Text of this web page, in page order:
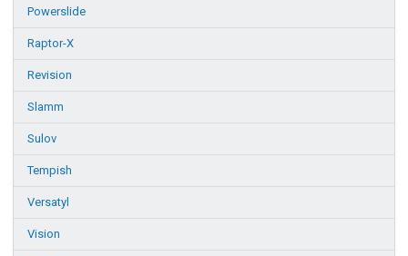
Powerslide
Raptor-X
Revision
Slamm
Sulov
Tempish
Versatyl
Vision